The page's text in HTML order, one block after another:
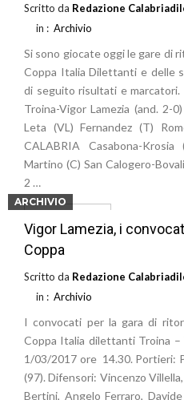
Scritto da Redazione
in : Archivio
Si sono giocate oggi le gare di
Coppa Italia Dilettanti e delle
di seguito risultati e
Troina-Vigor Lamezia (and. 2-
Leta (VL) Fernandez (T)
CALABRIA Casabona-
Martino (C) San Calogero-
2 …
ARCHIVIO
Vigor Lamezia, i
Coppa
Scritto da Redazione
in : Archivio
I convocati per la gara di
Coppa Italia dilettanti Troina –
1/03/2017 ore 14.30. Portieri:
(97). Difensori: Vincenzo
Bertini, Angelo Ferraro,